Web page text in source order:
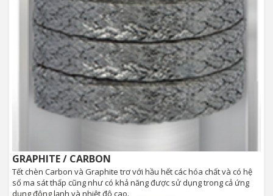
GRAPHITE / CARBON
Tết chèn Carbon và Graphite trơ với hầu hết các hóa chất và có hệ
số ma sát thấp cũng như có khả năng được sử dụng trong cả ứng
dụng đông lạnh và nhiệt độ cao.